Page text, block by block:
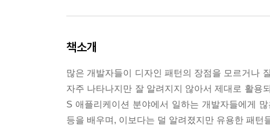
책소개
많은 개발자들이 디자인 패턴의 장점을 모르거나
자주 나타나지만 잘 알려지지 않아서 제대로 활용
S 애플리케이션 분야에서 일하는 개발자들에게
등을 배우며, 이보다는 덜 알려졌지만 유용한 패